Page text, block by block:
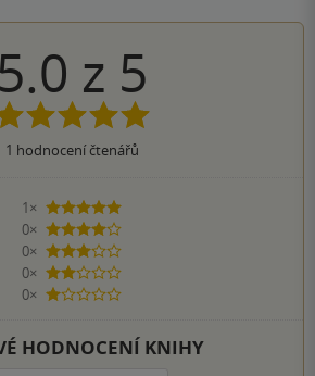
5.0 z 5
1 hodnocení čtenářů
1×
5 hvězdiček
0×
4 hvězdičky
0×
3 hvězdičky
0×
2 hvězdičky
0×
1 hvezdička
HODNOCENÍ KNIHY